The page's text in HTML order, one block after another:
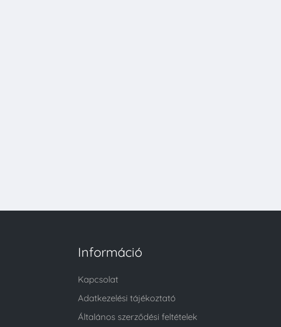
Információ
Kapcsolat
Adatkezelési tájékoztató
Általános szerződési feltételek